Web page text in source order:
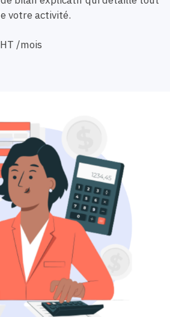
votre activité.
/mois